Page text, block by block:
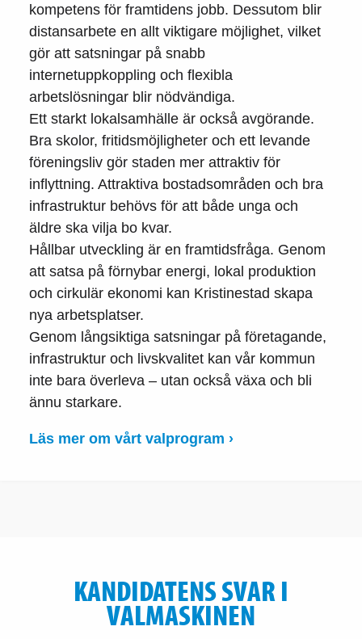
kompetens för framtidens jobb. Dessutom blir
distansarbete en allt viktigare möjlighet, vilket
gör att satsningar på snabb
internetuppkoppling och flexibla
arbetslösningar blir nödvändiga.
Ett starkt lokalsamhälle är också avgörande.
Bra skolor, fritidsmöjligheter och ett levande
föreningsliv gör staden mer attraktiv för
inflyttning. Attraktiva bostadsområden och bra
infrastruktur behövs för att både unga och
äldre ska vilja bo kvar.
Hållbar utveckling är en framtidsfråga. Genom
att satsa på förnybar energi, lokal produktion
och cirkulär ekonomi kan Kristinestad skapa
nya arbetsplatser.
Genom långsiktiga satsningar på företagande,
infrastruktur och livskvalitet kan vår kommun
inte bara överleva – utan också växa och bli
ännu starkare.
Läs mer om vårt valprogram ›
KANDIDATENS SVAR I
VALMASKINEN